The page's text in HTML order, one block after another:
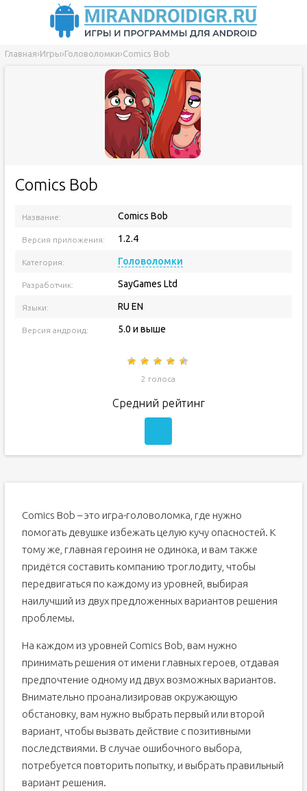
Главная›Игры›Головоломки›Comics Bob
Comics Bob
Название: Comics Bob
Версия приложения: 1.2.4
Категория: Головоломки
Разработчик: SayGames Ltd
Языки: RU EN
Версия андроид: 5.0 и выше
2 голоса
Средний рейтинг
Comics Bob – это игра-головоломка, где нужно
помогать девушке избежать целую кучу опасностей. К
тому же, главная героиня не одинока, и вам также
придётся составить компанию троглодиту, чтобы
передвигаться по каждому из уровней, выбирая
наилучший из двух предложенных вариантов решения
проблемы.
На каждом из уровней Comics Bob, вам нужно
принимать решения от имени главных героев, отдавая
предпочтение одному ид двух возможных вариантов.
Внимательно проанализировав окружающую
обстановку, вам нужно выбрать первый или второй
вариант, чтобы вызвать действие с позитивными
последствиями. В случае ошибочного выбора,
потребуется повторить попытку, и выбрать правильный
вариант решения.